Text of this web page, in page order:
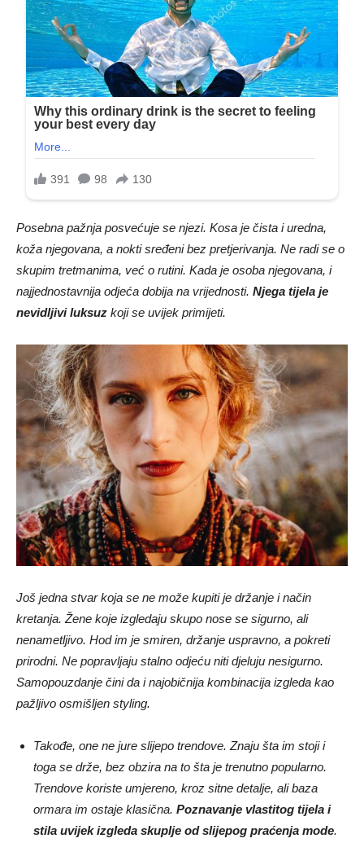
Posebna pažnja posvećuje se njezi. Kosa je čista i uredna,
koža njegovana, a nokti sređeni bez pretjerivanja. Ne radi se o
skupim tretmanima, već o rutini. Kada je osoba njegovana, i
najjednostavnija odjeća dobija na vrijednosti. Njega tijela je
nevidljivi luksuz koji se uvijek primijeti.
Još jedna stvar koja se ne može kupiti je držanje i način
kretanja. Žene koje izgledaju skupo nose se sigurno, ali
nenametljivo. Hod im je smiren, držanje uspravno, a pokreti
prirodni. Ne popravljaju stalno odjeću niti djeluju nesigurno.
Samopouzdanje čini da i najobičnija kombinacija izgleda kao
pažljivo osmišljen styling.
Takođe, one ne jure slijepo trendove. Znaju šta im stoji i
toga se drže, bez obzira na to šta je trenutno popularno.
Trendove koriste umjereno, kroz sitne detalje, ali baza
ormara im ostaje klasična. Poznavanje vlastitog tijela i
stila uvijek izgleda skuplje od slijepog praćenja mode.